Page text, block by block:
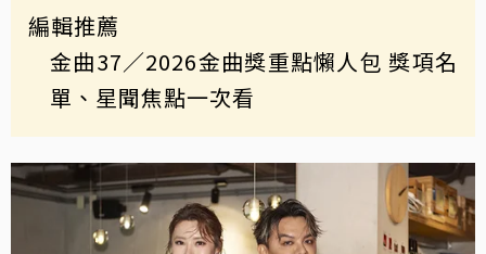
編輯推薦
金曲37／2026金曲獎重點懶人包 獎項名
單、星聞焦點一次看